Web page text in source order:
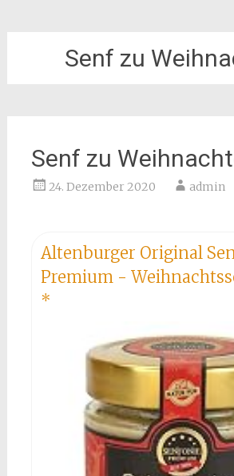
Senf zu
Senf zu
24. Dezember 2020 admin
Altenburger Original
Premium -
*